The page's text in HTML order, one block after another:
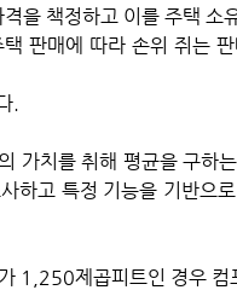
을 책정하고 이를 주택 소
판매에 따라 손위 쥐는
.
가치를 취해 평균을 구하
하고 특정 기능을 기반으
1,250제곱피트인 경우 컴